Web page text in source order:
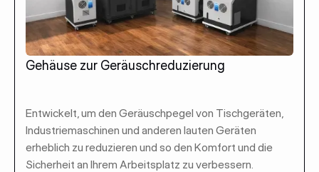
Gehäuse zur Geräuschreduzierung
Entwickelt, um den Geräuschpegel von Tischgeräten,
Industriemaschinen und anderen lauten Geräten
erheblich zu reduzieren und so den Komfort und die
Sicherheit an Ihrem Arbeitsplatz zu verbessern.